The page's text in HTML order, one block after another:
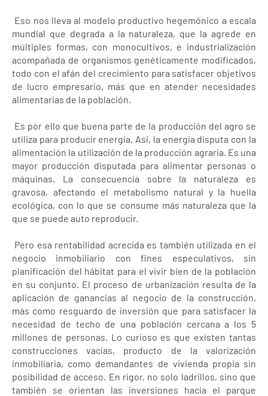
Eso nos lleva al modelo productivo hegemónico a escala
mundial que degrada a la naturaleza, que la agrede en
múltiples formas, con monocultivos, e industrialización
acompañada de organismos genéticamente modificados,
todo con el afán del crecimiento para satisfacer objetivos
de lucro empresario, más que en atender necesidades
alimentarias de la población.
Es por ello que buena parte de la producción del agro se
utiliza para producir energía. Así, la energía disputa con la
alimentación la utilización de la producción agraria. Es una
mayor producción disputada para alimentar personas o
máquinas. La consecuencia sobre la naturaleza es
gravosa, afectando el metabolismo natural y la huella
ecológica, con lo que se consume más naturaleza que la
que se puede auto reproducir.
Pero esa rentabilidad acrecida es también utilizada en el
negocio inmobiliario con fines especulativos, sin
planificación del hábitat para el vivir bien de la población
en su conjunto. El proceso de urbanización resulta de la
aplicación de ganancias al negocio de la construcción,
más como resguardo de inversión que para satisfacer la
necesidad de techo de una población cercana a los 5
millones de personas. Lo curioso es que existen tantas
construcciones vacías, producto de la valorización
inmobiliaria, como demandantes de vivienda propia sin
posibilidad de acceso. En rigor, no solo ladrillos, sino que
también se orientan las inversiones hacia el parque